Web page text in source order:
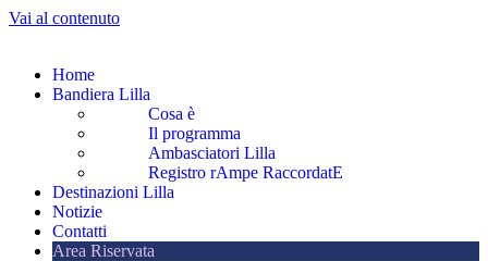
Vai al contenuto
Home
Bandiera Lilla
Cosa è
Il programma
Ambasciatori Lilla
Registro rAmpe RaccordatE
Destinazioni Lilla
Notizie
Contatti
Area Riservata